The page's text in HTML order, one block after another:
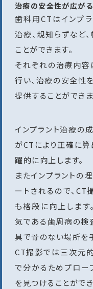
治療の安全性が広がる
歯科用CTはインプ
治療、親知らずなど
ことができます。
それぞれの治療内容
行い、治療の安全性
提供することができ
インプラント治療の
がCTにより正確に
躍的に向上します。
またインプラントの
ートされるので、
も格段に向上します
気である歯周病の検
具で骨のない場所を
CT撮影では三次元
で分かるためプロー
を見つけることがで